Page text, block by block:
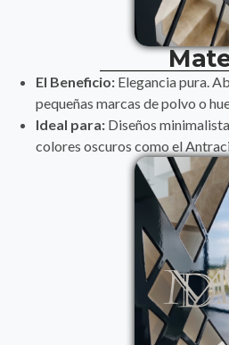
El Beneficio: Elegancia pura.
pequeñas marcas de polvo o
Ideal para: Diseños
colores oscuros como el